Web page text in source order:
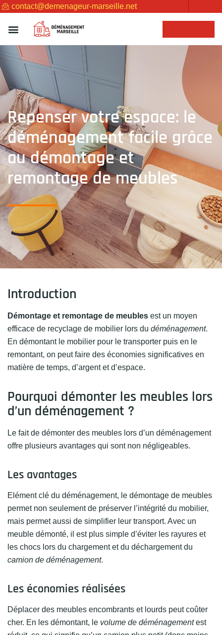
contact@demenageur-marseille.net
Repenser votre espace: le
déménagement facile grâce
au démontage et
remontage de meubles
Introduction
Démontage et remontage de meubles est un moyen
efficace de recyclage de mobilier lors du déménagement.
En démontant le mobilier pour le transporter puis en le
remontant, on peut faire des économies significatives en
matière de temps, d’argent et d’espace.
Pourquoi démonter les meubles lors
d’un déménagement ?
Le fait de démonter des meubles lors d’un déménagement
offre plusieurs avantages qui sont non négligeables.
Les avantages
Elément clé du déménagement, le démontage de meubles
permet non seulement de préserver l’intégrité du mobilier,
mais permet aussi de simplifier leur transport. Avec un
meuble démonté, il est plus simple d’éviter les rayures et
les chocs lors du chargement et du déchargement du
camion de déménagement.
Les économies réalisées
Déplacer des meubles encombrants et lourds peut coûter
cher. En les démontant, le volume de déménagementest